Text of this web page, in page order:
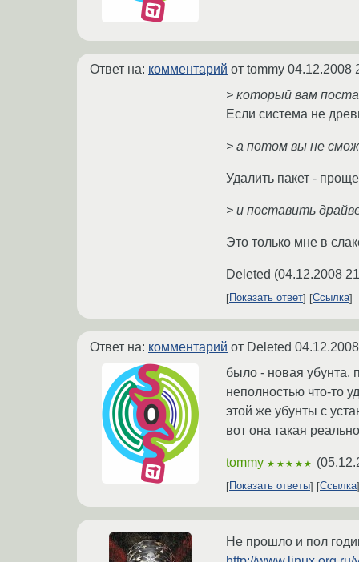
Ответ на: комментарий от tommy 04.12.2008
> который вам
Если система не
> а потом вы не
Удалить пакет -
> и поставить
Это только мне в
Deleted (04.12.2008
Показать ответ Ссылка
Ответ на: комментарий от Deleted
было - новая убунта.
неполностью что-то
этой же убунты с
вот она такая
tommy ★★★★★ (
Показать ответы Ссылка
Не прошло и пол